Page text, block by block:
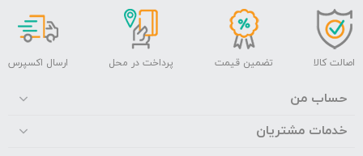
لوازم جانبی
اصالت کالا تضمین قیمت پرداخت در محل ارسال اکسپرس
حساب من
خدمات مشتریان